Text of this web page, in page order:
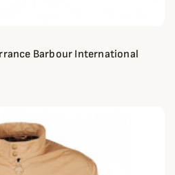
Barbour International